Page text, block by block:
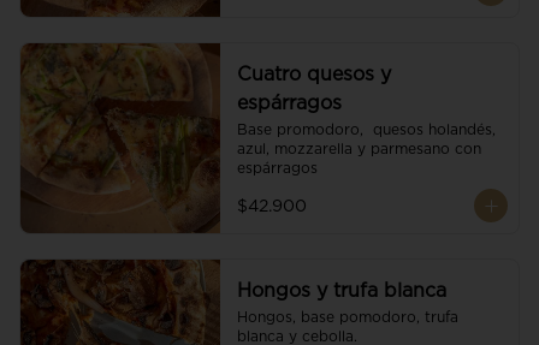
Cuatro quesos y
espárragos
Base promodoro,  quesos holandés,
azul, mozzarella y parmesano con
espárragos
$42.900
Hongos y trufa blanca
Hongos, base pomodoro, trufa
blanca y cebolla.